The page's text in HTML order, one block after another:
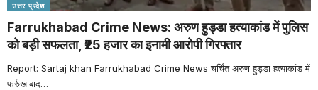
उत्तर प्रदेश
Farrukhabad Crime News: अरुण हुड्डा हत्याकांड में पुलिस
को बड़ी सफलता, ₹25 हजार का इनामी आरोपी गिरफ्तार
Report: Sartaj khan Farrukhabad Crime News चर्चित अरुण हुड्डा हत्याकांड में
फर्रुखाबाद…